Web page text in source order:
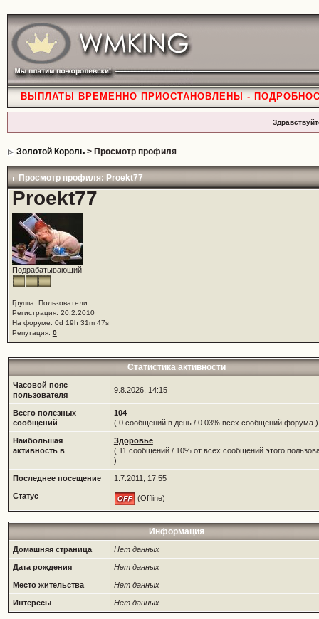
ВЫПЛАТЫ ВРЕМЕННО ПРИОСТАНОВЛЕНЫ -
Золотой Король> Просмотр профиля
Просмотр профиля: Proekt77
Proekt77
Подрабатывающий
Группа: Пользователи
Регистрация: 20.2.2010
На форуме: 0d 19h 31m 47s
Репутация: 0
Статистика активности
Часовой пояс
пользователя
9.8.2026, 14:15
Всего полезных
сообщений
104
( 0 сообщений в день / 0.03% всех сообщений форума )
Наибольшая
активность в
Здоровье
( 11 сообщений / 10% от всех сообщений этого
)
Последнее посещение 1.7.2011, 17:55
Статус (Offline)
Информация
Домашняя страница Нет данных
Дата рождения Нет данных
Место жительства Нет данных
Интересы Нет данных